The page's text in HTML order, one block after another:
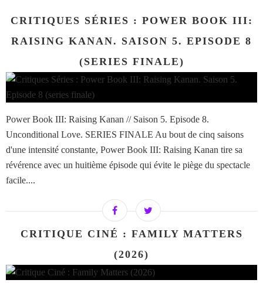
CRITIQUES SÉRIES : POWER BOOK III:
RAISING KANAN. SAISON 5. EPISODE 8
(SERIES FINALE)
Power Book III: Raising Kanan // Saison 5. Episode 8.
Unconditional Love. SERIES FINALE Au bout de cinq saisons
d'une intensité constante, Power Book III: Raising Kanan tire sa
révérence avec un huitième épisode qui évite le piège du spectacle
facile....
CRITIQUE CINÉ : FAMILY MATTERS
(2026)